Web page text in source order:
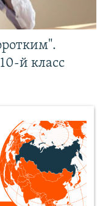
й класс